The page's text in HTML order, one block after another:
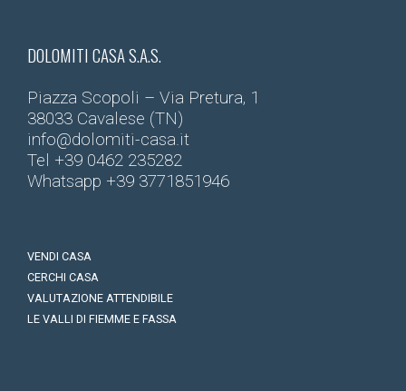
DOLOMITI CASA S.A.S.
Piazza Scopoli – Via Pretura, 1
38033 Cavalese (TN)
info@dolomiti-casa.it
Tel +39 0462 235282
Whatsapp +39 3771851946
VENDI CASA
CERCHI CASA
VALUTAZIONE ATTENDIBILE
LE VALLI DI FIEMME E FASSA